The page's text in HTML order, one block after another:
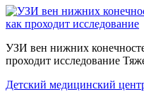
УЗИ вен нижних
проходит исследование
Детский медицинский